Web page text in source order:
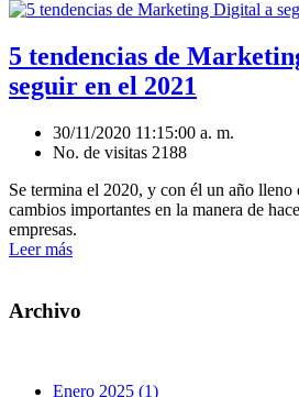
5 tendencias de
seguir en el 2021
30/11/2020 11:15:00 a. m.
No. de visitas 2188
Se termina el 2020, y con él un año lleno
cambios importantes en la manera de
empresas.
Leer más
Archivo
Enero 2025 (1)